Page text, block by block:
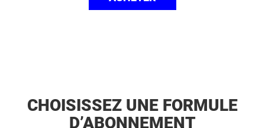
CHOISISSEZ UNE FORMULE
D’ABONNEMENT